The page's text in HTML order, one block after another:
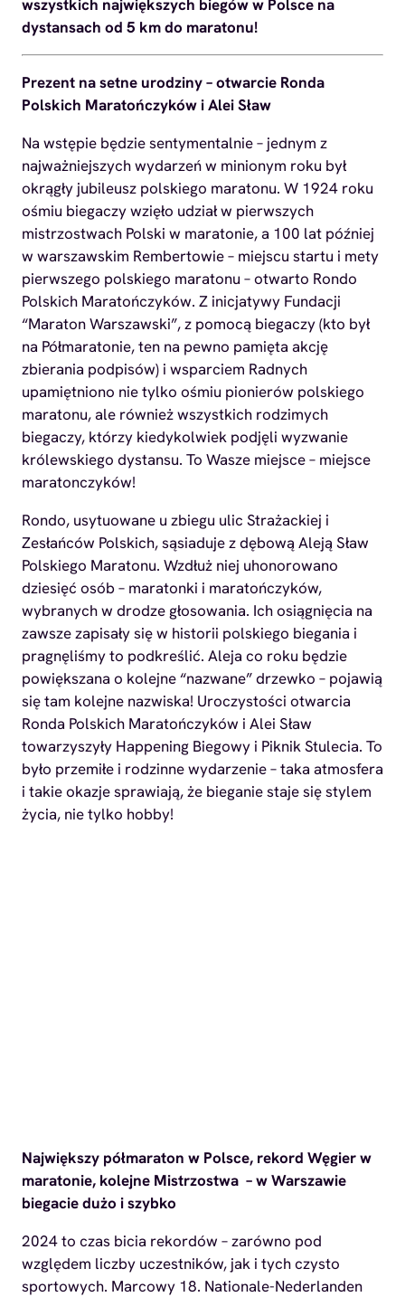
wszystkich największych biegów w Polsce na
dystansach od 5 km do maratonu!
Prezent na setne urodziny – otwarcie Ronda
Polskich Maratończyków i Alei Sław
Na wstępie będzie sentymentalnie – jednym z
najważniejszych wydarzeń w minionym roku był
okrągły jubileusz polskiego maratonu. W 1924 roku
ośmiu biegaczy wzięło udział w pierwszych
mistrzostwach Polski w maratonie, a 100 lat później
w warszawskim Rembertowie – miejscu startu i mety
pierwszego polskiego maratonu – otwarto Rondo
Polskich Maratończyków. Z inicjatywy Fundacji
“Maraton Warszawski”, z pomocą biegaczy (kto był
na Półmaratonie, ten na pewno pamięta akcję
zbierania podpisów) i wsparciem Radnych
upamiętniono nie tylko ośmiu pionierów polskiego
maratonu, ale również wszystkich rodzimych
biegaczy, którzy kiedykolwiek podjęli wyzwanie
królewskiego dystansu. To Wasze miejsce – miejsce
maratonczyków!
Rondo, usytuowane u zbiegu ulic Strażackiej i
Zesłańców Polskich, sąsiaduje z dębową Aleją Sław
Polskiego Maratonu. Wzdłuż niej uhonorowano
dziesięć osób – maratonki i maratończyków,
wybranych w drodze głosowania. Ich osiągnięcia na
zawsze zapisały się w historii polskiego biegania i
pragnęliśmy to podkreślić. Aleja co roku będzie
powiększana o kolejne “nazwane” drzewko – pojawią
się tam kolejne nazwiska! Uroczystości otwarcia
Ronda Polskich Maratończyków i Alei Sław
towarzyszyły Happening Biegowy i Piknik Stulecia. To
było przemiłe i rodzinne wydarzenie – taka atmosfera
i takie okazje sprawiają, że bieganie staje się stylem
życia, nie tylko hobby!
Największy półmaraton w Polsce, rekord Węgier w
maratonie, kolejne Mistrzostwa – w Warszawie
biegacie dużo i szybko
2024 to czas bicia rekordów – zarówno pod
względem liczby uczestników, jak i tych czysto
sportowych. Marcowy 18. Nationale-Nederlanden